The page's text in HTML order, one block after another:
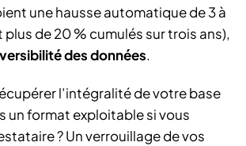
une hausse automatique de 3 à
plus de 20 % cumulés sur trois ans),
des données.
l’intégralité de votre base
un format exploitable si vous
? Un verrouillage de vos